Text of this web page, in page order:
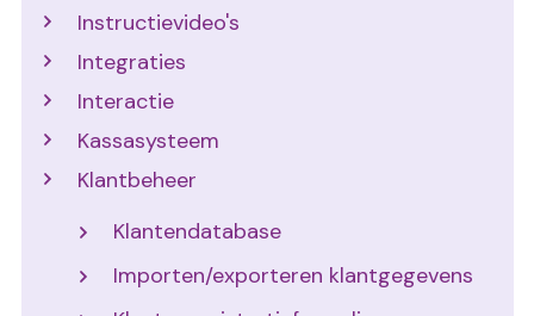
Instructievideo's
Integraties
Interactie
Kassasysteem
Klantbeheer
Klantendatabase
Importen/exporteren klantgegevens